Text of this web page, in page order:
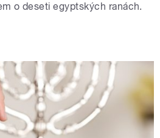
o deseti egyptských ranách.